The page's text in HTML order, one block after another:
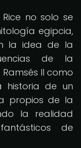
Rice no solo se
egipcia,
la idea de la
de la
II como
historia de un
propios de la
la realidad
de